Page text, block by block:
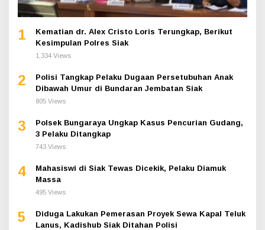
1
Kematian dr. Alex Cristo Loris Terungkap, Berikut
Kesimpulan Polres Siak
1,334 Views
2
Polisi Tangkap Pelaku Dugaan Persetubuhan Anak
Dibawah Umur di Bundaran Jembatan Siak
805 Views
3
Polsek Bungaraya Ungkap Kasus Pencurian Gudang,
3 Pelaku Ditangkap
743 Views
4
Mahasiswi di Siak Tewas Dicekik, Pelaku Diamuk
Massa
495 Views
5
Diduga Lakukan Pemerasan Proyek Sewa Kapal Teluk
Lanus, Kadishub Siak Ditahan Polisi